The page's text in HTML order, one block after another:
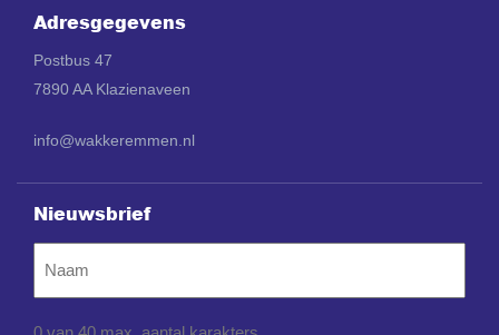
Adresgegevens
Postbus 47
7890 AA Klazienaveen
info@wakkeremmen.nl
Nieuwsbrief